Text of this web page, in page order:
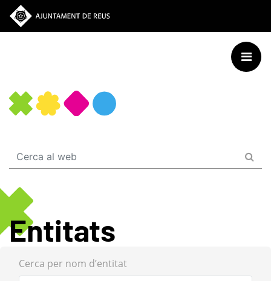
Vés
Entitats
Cerca per nom d’entitat